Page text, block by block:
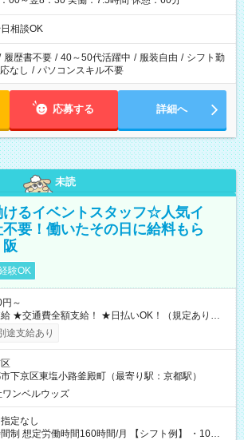
相談OK
履歴書不要 / 40～50代活躍中 / 服装自由 / シフト勤
なし / パソコンスキル不要
応募する 詳細へ
未読
るイベントスタッフ☆人気イ
要！働いたその日に給料もら
験OK
～
あり） ┗
日に現金GET♪ お仕事後はコンビニATMから 日払
途支給あり
下京区東塩小路釜殿町（最寄り駅：京都駅）
ワンベルウッズ
定なし
定労働時間160時間/月 【シフト例】 ・10：